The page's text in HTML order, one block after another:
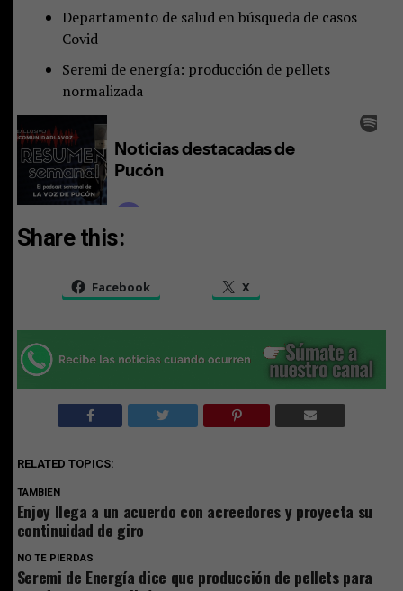
Departamento de salud en búsqueda de casos
Covid
Seremi de energía: producción de pellets
normalizada
Share this:
Facebook X
RELATED TOPICS:
TAMBIEN
Enjoy llega a un acuerdo con acreedores y proyecta su
continuidad de giro
NO TE PIERDAS
Seremi de Energía dice que producción de pellets para